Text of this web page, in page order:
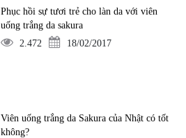
Phục hồi sự tươi trẻ cho làn da với viên
uống trắng da sakura
2.472
18/02/2017
Viên uống trắng da Sakura của Nhật có tốt
không?